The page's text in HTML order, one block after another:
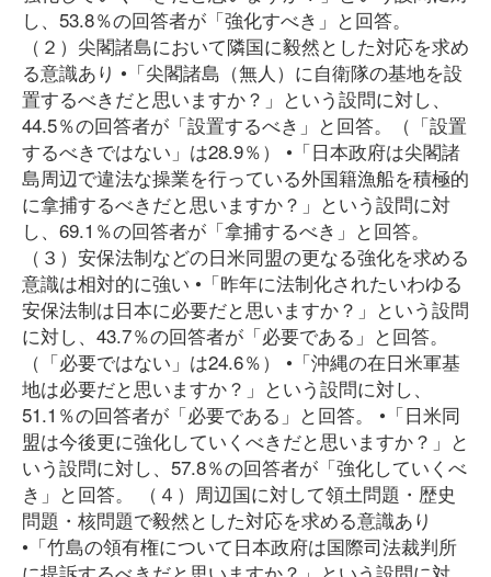
し、53.8％の回答者が「強化すべき」と回答。
（２）尖閣諸島において隣国に毅然とした対応を求め
る意識あり •「尖閣諸島（無人）に自衛隊の基地を設
置するべきだと思いますか？」という設問に対し、
44.5％の回答者が「設置するべき」と回答。（「設置
するべきではない」は28.9％） •「日本政府は尖閣諸
島周辺で違法な操業を行っている外国籍漁船を積極的
に拿捕するべきだと思いますか？」という設問に対
し、69.1％の回答者が「拿捕するべき」と回答。
（３）安保法制などの日米同盟の更なる強化を求める
意識は相対的に強い •「昨年に法制化されたいわゆる
安保法制は日本に必要だと思いますか？」という設問
に対し、43.7％の回答者が「必要である」と回答。
（「必要ではない」は24.6％） •「沖縄の在日米軍基
地は必要だと思いますか？」という設問に対し、
51.1％の回答者が「必要である」と回答。 •「日米同
盟は今後更に強化していくべきだと思いますか？」と
いう設問に対し、57.8％の回答者が「強化していくべ
き」と回答。 （４）周辺国に対して領土問題・歴史
問題・核問題で毅然とした対応を求める意識あり
•「竹島の領有権について日本政府は国際司法裁判所